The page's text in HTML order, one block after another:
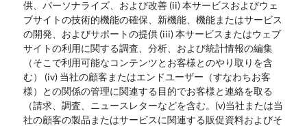
供、パーソナライズ、および改善 (ii) 本サービスおよびウェ
ブサイトの技術的機能の確保、新機能、機能またはサービス
の開発、およびサポートの提供 (iii) 本サービスまたはウェブ
サイトの利用に関する調査、分析、および統計情報の編集
（そこで利用可能なコンテンツとお客様とのやり取りを含
む） (iv) 当社の顧客またはエンドユーザー（すなわちお客
様）との関係の管理に関連する目的でお客様と連絡を取る
（請求、調査、ニュースレターなどを含む。(v)当社または当
社の顧客の製品またはサービスに関連する販促資料およびそ